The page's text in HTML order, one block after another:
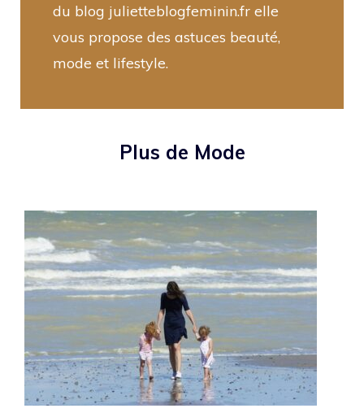
du blog julietteblogfeminin.fr elle
vous propose des astuces beauté,
mode et lifestyle.
Plus de Mode